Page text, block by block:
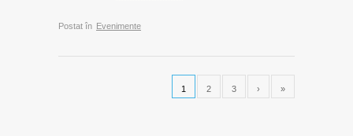
Postat în Evenimente
1 2 3 › »